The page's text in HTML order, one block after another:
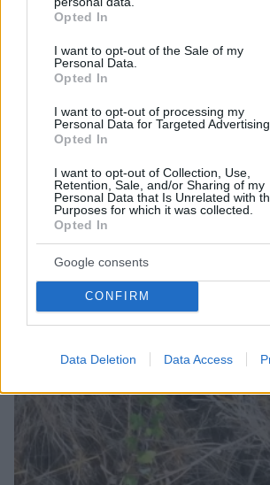
grant or deny consent to Google and its
use your data for below specified purposes
consent section.
Opted In
I want to opt-out of the Sale of my
Personal Data.
Opted In
I want to opt-out of processing my
Personal Data for Targeted Advertising.
Opted In
I want to opt-out of Collection, Use,
Retention, Sale, and/or Sharing of my
Personal Data that Is Unrelated with
Purposes for which it was collected.
Opted In
Google consents
CONFIRM
Data Deletion Data Access
Renault 4 E-Tech electric: Ελευθερία
πριν 19 λεπτά
Ποιο αυτοκίνητο βενζίνης έκανε 1.980
ανεφοδιασμό;
πριν 21 λεπτά
Εντυπωσιακό: Έπεσε η στάθμη του
φάνηκαν τα θεμέλια αρχαίας γέφυρας
Κωνσταντίνου, δείτε φωτογραφίες
πριν 21 λεπτά
Χωρίς ενεργό μέτωπο η φωτιά στην
Ηλείας, δείτε φωτογραφίες
πριν 21 λεπτά
ΔΕΙΤΕ ΟΛΕΣ ΤΙΣ ΕΙΔΗΣΕΙΣ
ΤΑ ΠΙΟ ΔΗΜΟΦΙΛΗ